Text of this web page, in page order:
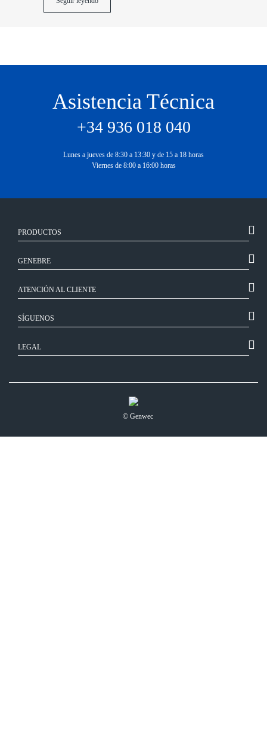
Asistencia Técnica
+34 936 018 040
Lunes a jueves de 8:30 a 13:30 y de 15 a 18 horas
Viernes de 8:00 a 16:00 horas
PRODUCTOS
GENEBRE
ATENCIÓN AL CLIENTE
SÍGUENOS
LEGAL
© Genwec